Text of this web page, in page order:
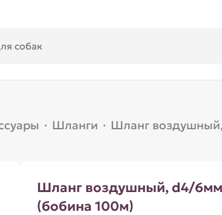
· Шланги · Шланг
Шланг воздушный, d4/
(бобина 100м)